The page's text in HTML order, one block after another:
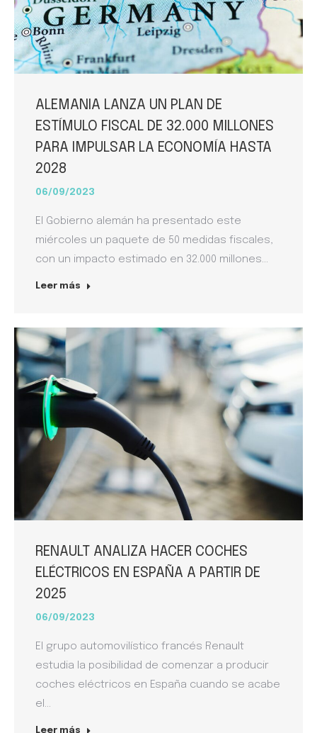
ALEMANIA LANZA UN PLAN DE
ESTÍMULO FISCAL DE 32.000 MILLONES
PARA IMPULSAR LA ECONOMÍA HASTA
2028
06/09/2023
El Gobierno alemán ha presentado este
miércoles un paquete de 50 medidas fiscales,
con un impacto estimado en 32.000 millones…
Leer más
RENAULT ANALIZA HACER COCHES
ELÉCTRICOS EN ESPAÑA A PARTIR DE
2025
06/09/2023
El grupo automovilístico francés Renault
estudia la posibilidad de comenzar a producir
coches eléctricos en España cuando se acabe
el…
Leer más